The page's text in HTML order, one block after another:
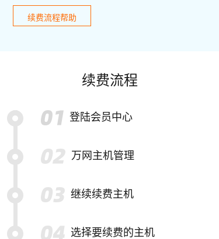
续费流程帮助
续费流程
登陆会员中心
万网主机管理
继续续费主机
选择要续费的主机